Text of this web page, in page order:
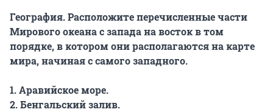
География. Расположите перечисленные части
Мирового океана с запада на восток в том
порядке, в котором они располагаются на карте
мира, начиная с самого западного.
1. Аравийское море.
2. Бенгальский залив.